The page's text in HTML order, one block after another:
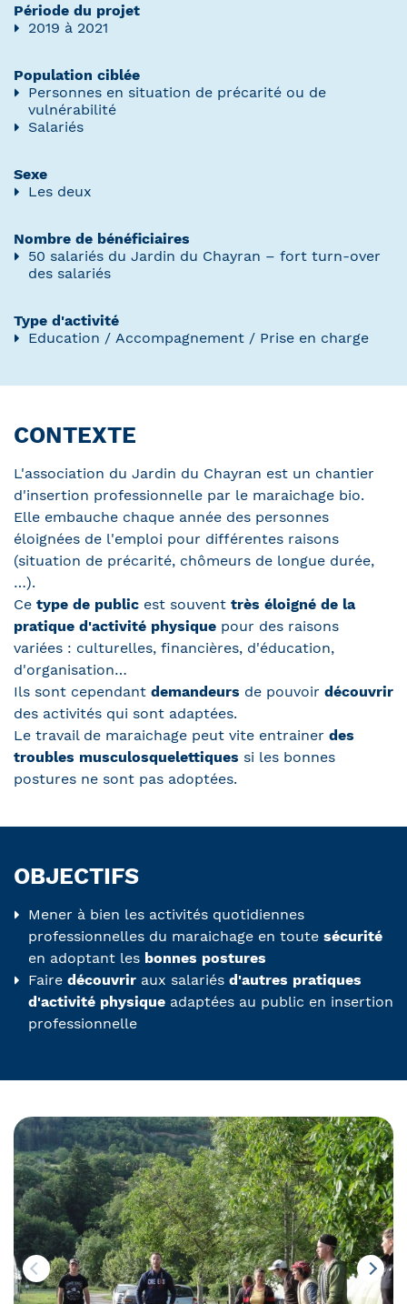
Période du projet
2019 à 2021
Population ciblée
Personnes en situation de précarité ou de
vulnérabilité
Salariés
Sexe
Les deux
Nombre de bénéficiaires
50 salariés du Jardin du Chayran – fort turn-over
des salariés
Type d'activité
Education / Accompagnement / Prise en charge
CONTEXTE
L'association du Jardin du Chayran est un chantier
d'insertion professionnelle par le maraichage bio.
Elle embauche chaque année des personnes
éloignées de l'emploi pour différentes raisons
(situation de précarité, chômeurs de longue durée,
…).
Ce type de public est souvent très éloigné de la
pratique d'activité physique pour des raisons
variées : culturelles, financières, d'éducation,
d'organisation…
Ils sont cependant demandeurs de pouvoir découvrir
des activités qui sont adaptées.
Le travail de maraichage peut vite entrainer des
troubles musculosquelettiques si les bonnes
postures ne sont pas adoptées.
OBJECTIFS
Mener à bien les activités quotidiennes
professionnelles du maraichage en toute sécurité
en adoptant les bonnes postures
Faire découvrir aux salariés d'autres pratiques
d'activité physique adaptées au public en insertion
professionnelle